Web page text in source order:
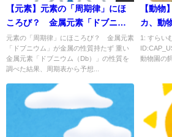
【元素】元素の「周期律」にほ
ころび？ 金属元素「ドブニウ
ム」が金属の性質持たず・・
元素の「周期律」にほころび？ 金属元素
「ドブニウム」が金属の性質持たず 重い
金属元素「ドブニウム（Db）」の性質を
調べた結果、周期表から予想...
【動物
カ、動
1: すらい
動物園の